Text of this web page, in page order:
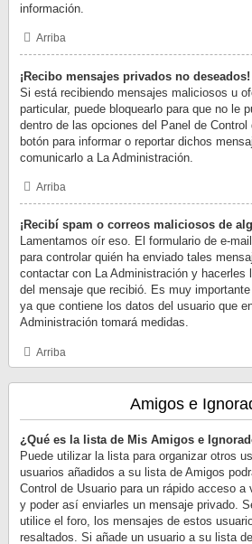
información.
Arriba
¡Recibo mensajes privados no deseados!
Si está recibiendo mensajes maliciosos u
particular, puede bloquearlo para que no le
dentro de las opciones del Panel de Control
botón para informar o reportar dichos
comunicarlo a La Administración.
Arriba
¡Recibí spam o correos maliciosos de
Lamentamos oír eso. El formulario de e-
para controlar quién ha enviado tales
contactar con La Administración y hacerles
del mensaje que recibió. Es muy
ya que contiene los datos del usuario que
Administración tomará medidas.
Arriba
Amigos e
¿Qué es la lista de Mis Amigos e
Puede utilizar la lista para organizar otros
usuarios añadidos a su lista de Amigos
Control de Usuario para un rápido acceso
y poder así enviarles un mensaje privado.
utilice el foro, los mensajes de estos
resaltados. Si añade un usuario a su lista